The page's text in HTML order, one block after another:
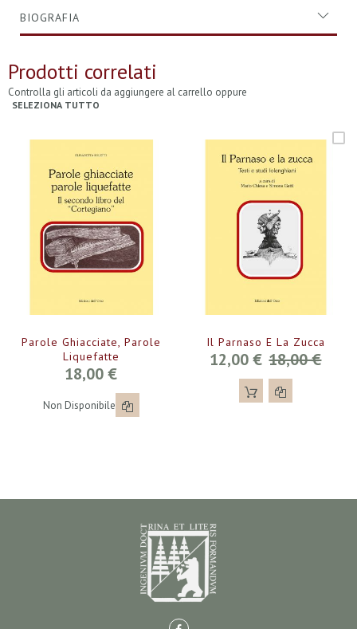
BIOGRAFIA
Prodotti correlati
Controlla gli articoli da aggiungere al carrello oppure
SELEZIONA TUTTO
Parole Ghiacciate, Parole
Liquefatte
18,00 €
Non Disponibile
Il Parnaso E La Zucca
12,00 € 18,00 €